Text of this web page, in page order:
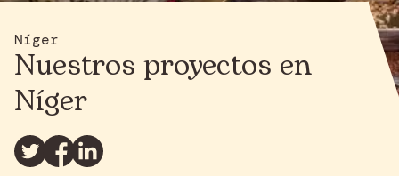
Níger
Nuestros proyectos en
Níger